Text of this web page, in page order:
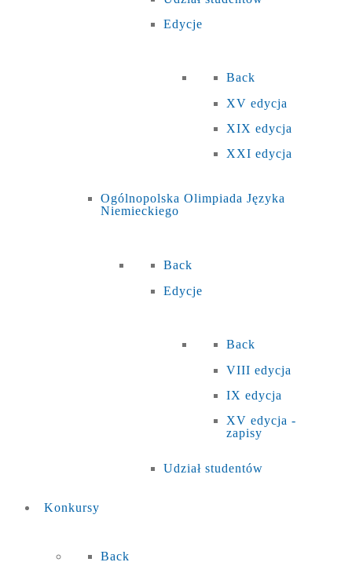
Edycje
Back
XV edycja
XIX edycja
XXI edycja
Ogólnopolska Olimpiada Języka
Niemieckiego
Back
Edycje
Back
VIII edycja
IX edycja
XV edycja -
zapisy
Udział studentów
Konkursy
Back